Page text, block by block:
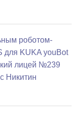
роботом-
для KUKA youBot
лицей №239
Никитин